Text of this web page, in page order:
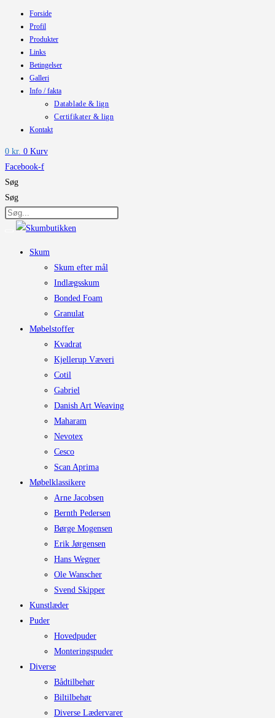
Forside
Profil
Produkter
Links
Betingelser
Galleri
Info / fakta
Datablade & lign
Certifikater & lign
Kontakt
0 kr. 0 Kurv
Facebook-f
Søg
Søg
Skum
Skum efter mål
Indlægsskum
Bonded Foam
Granulat
Møbelstoffer
Kvadrat
Kjellerup Væveri
Cotil
Gabriel
Danish Art Weaving
Maharam
Nevotex
Cesco
Scan Aprima
Møbelklassikere
Arne Jacobsen
Bernth Pedersen
Børge Mogensen
Erik Jørgensen
Hans Wegner
Ole Wanscher
Svend Skipper
Kunstlæder
Puder
Hovedpuder
Monteringspuder
Diverse
Bådtilbehør
Biltilbehør
Diverse Lædervarer